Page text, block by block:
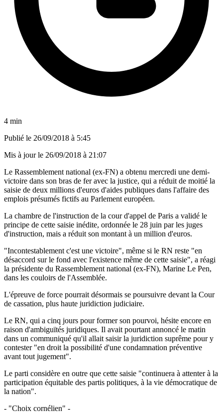
4 min
Publié le 26/09/2018 à 5:45
Mis à jour le 26/09/2018 à 21:07
Le Rassemblement national (ex-FN) a obtenu mercredi une demi-
victoire dans son bras de fer avec la justice, qui a réduit de moitié la
saisie de deux millions d'euros d'aides publiques dans l'affaire des
emplois présumés fictifs au Parlement européen.
La chambre de l'instruction de la cour d'appel de Paris a validé le
principe de cette saisie inédite, ordonnée le 28 juin par les juges
d'instruction, mais a réduit son montant à un million d'euros.
"Incontestablement c'est une victoire", même si le RN reste "en
désaccord sur le fond avec l'existence même de cette saisie", a réagi
la présidente du Rassemblement national (ex-FN), Marine Le Pen,
dans les couloirs de l'Assemblée.
L'épreuve de force pourrait désormais se poursuivre devant la Cour
de cassation, plus haute juridiction judiciaire.
Le RN, qui a cinq jours pour former son pourvoi, hésite encore en
raison d'ambiguïtés juridiques. Il avait pourtant annoncé le matin
dans un communiqué qu'il allait saisir la juridiction suprême pour y
contester "en droit la possibilité d'une condamnation préventive
avant tout jugement".
Le parti considère en outre que cette saisie "continuera à attenter à la
participation équitable des partis politiques, à la vie démocratique de
la nation".
- "Choix cornélien" -